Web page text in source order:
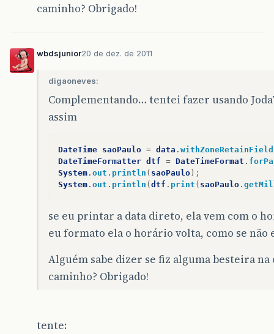
caminho? Obrigado!
wbdsjunior20 de dez. de 2011
digaoneves:
Complementando… tentei fazer usando
assim
DateTime saoPaulo = data .
DateTimeFormatter dtf = DateTimeFormat .
System . out . println ( saoPaulo );
System . out . println ( dtf . print ( saoPaulo .
se eu printar a data direto, ela vem com o
eu formato ela o horário volta, como se não
Alguém sabe dizer se fiz alguma besteira
caminho? Obrigado!
tente: